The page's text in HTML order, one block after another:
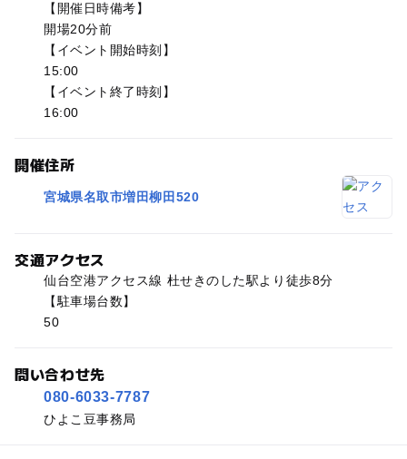
【開催日時備考】
開場20分前
【イベント開始時刻】
15:00
【イベント終了時刻】
16:00
開催住所
宮城県名取市増田柳田520
交通アクセス
仙台空港アクセス線 杜せきのした駅より徒歩8分
【駐車場台数】
50
問い合わせ先
080-6033-7787
ひよこ豆事務局